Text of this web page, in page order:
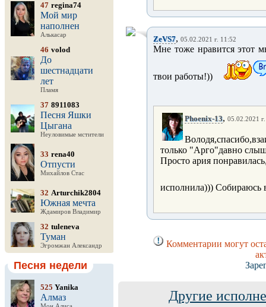
47 regina74
Мой мир
наполнен
Алькасар
46 volod
До
шестнадцати
лет
Пламя
37 8911083
Песня Яшки
Цыгана
Неуловимые мстители
33 rena40
Отпусти
Михайлов Стас
32 Arturchik2804
Южная мечта
Ждамиров Владимир
32 tuleneva
Туман
Эгромжан Александр
Песня недели
525 Yanika
Алмаз
ZeVS7, 05.02.2021 г. 11:52
Мне тоже нравится этот
твои работы!))
Phoenix-13, 05.02.2021
только "Арго"давно
Просто ария
исполнила))) Собираюсь
Комментарии могут
Другие